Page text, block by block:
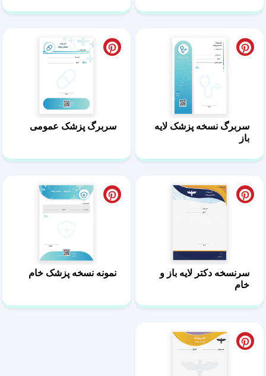
سربرگ نسخه پزشک لایه
باز
سربرگ پزشک عمومی
سرنسخه دکتر لایه باز و
خام
نمونه نسخه پزشک خام